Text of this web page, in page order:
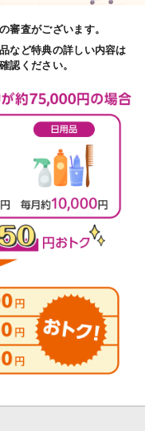
審査がございます。
など特典の詳しい内容は
認ください。